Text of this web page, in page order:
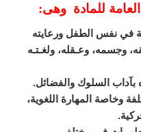
للمادة وهى:
في نفس الطفل ورعايته
وجسمه، وعـقله، ولغـتـه
بآداب السلوك والفضائل.
وخاصة المهارة اللغوية،